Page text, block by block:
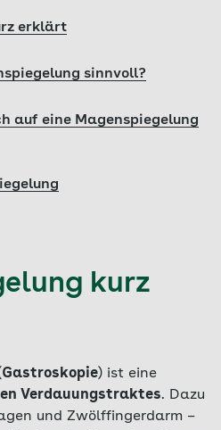
erklärt
sinnvoll?
auf eine Magenspiegelung
kurz
Gastroskopie) ist eine
Verdauungstraktes. Dazu
und Zwölffingerdarm –